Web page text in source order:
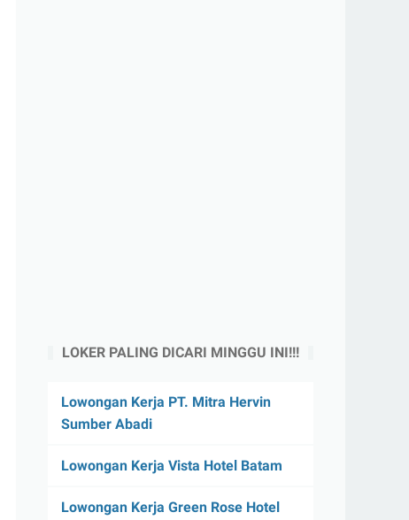
LOKER PALING DICARI MINGGU INI!!!
Lowongan Kerja PT. Mitra Hervin
Sumber Abadi
Lowongan Kerja Vista Hotel Batam
Lowongan Kerja Green Rose Hotel